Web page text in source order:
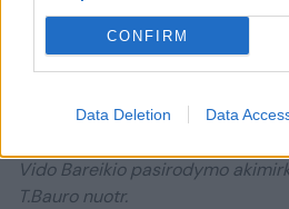
CONFIRM
Data Deletion Data
Vido Bareikio pasirodymo
T.Bauro nuotr.